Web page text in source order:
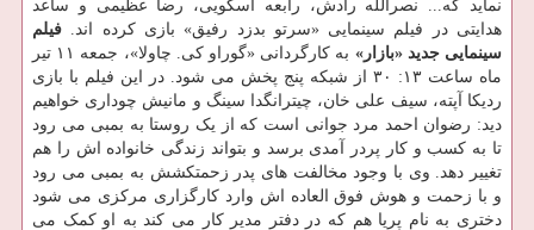
نماید که... نصرالله رادش، رابعه اسکویی، رضا عظیمی و ساعد
هدایتی در فیلم سینمایی «سرتو بدزد رفیق» بازی کرده اند. فیلم
سینمایی جدید «بازار»
به کارگردانی «گوراو کی. چاولا»، جمعه ۱۱ تیر
ماه ساعت ۱۳: ۳۰ از شبکه پنج پخش می شود. در این فیلم با بازی
ردیکا آپته، سیف علی خان، چیترانگدا سینگ و مانیش چوداری خواهیم
دید: رضوان احمد مرد جوانی است که از یک روستا به بمبی می رود
تا به کسب و کار پردر آمدی برسد و بتواند زندگی خانواده اش را هم
تغییر دهد. وی با وجود مخالفت های پدر زحمتکشش به بمبی می رود
و با زحمت و هوش فوق العاده اش وارد کارگزاری مرکزی می شود
دختری به نام پریا هم که در دفتر مدیر کار می کند به او کمک می